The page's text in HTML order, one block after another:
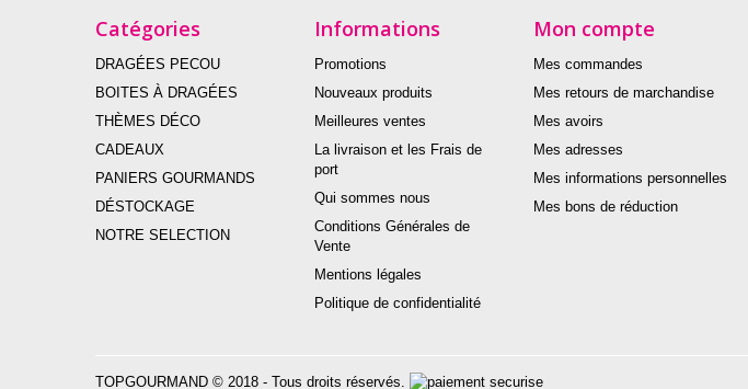
Catégories
DRAGÉES PECOU
BOITES À DRAGÉES
THÈMES DÉCO
CADEAUX
PANIERS GOURMANDS
DÉSTOCKAGE
NOTRE SELECTION
Informations
Promotions
Nouveaux produits
Meilleures ventes
La livraison et les Frais de
port
Qui sommes nous
Conditions Générales de
Vente
Mentions légales
Politique de confidentialité
TOPGOURMAND © 2018 - Tous droits réservés.
Mon compte
Mes commandes
Mes retours de marchandise
Mes avoirs
Mes adresses
Mes informations personnelles
Mes bons de réduction